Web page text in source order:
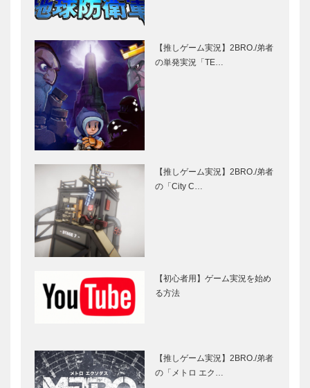
【推しゲーム実況】2BRO./弟者
の単発実況「TE…
【推しゲーム実況】2BRO./弟者
の「City C…
【初心者用】ゲーム実況を始め
る方法
【推しゲーム実況】2BRO./弟者
の「メトロ エク…